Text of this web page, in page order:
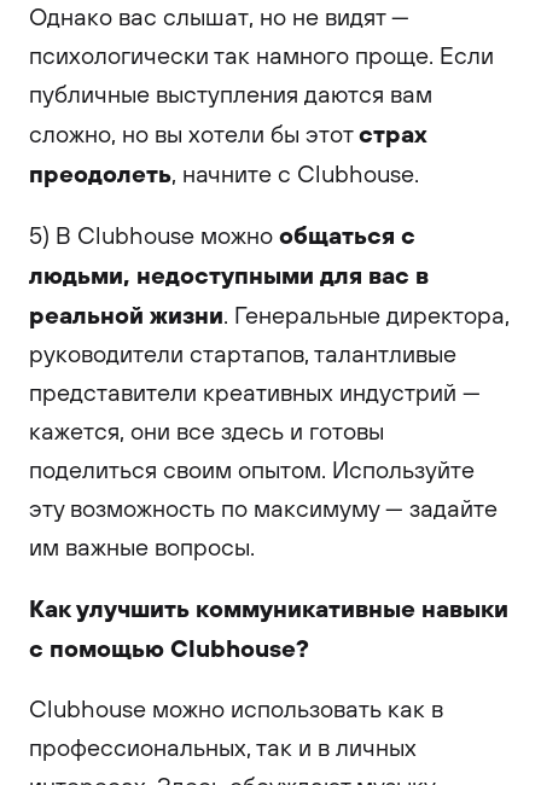
Однако вас слышат, но не видят —
психологически так намного проще. Если
публичные выступления даются вам
сложно, но вы хотели бы этотстрах
преодолеть, начните с Clubhouse.
5) В Clubhouse можно общаться с
людьми, недоступными для вас в
реальной жизни. Генеральные директора,
руководители стартапов, талантливые
представители креативных индустрий —
кажется, они все здесь и готовы
поделиться своим опытом. Используйте
эту возможность по максимуму — задайте
им важные вопросы.
Как улучшить коммуникативные навыки
с помощью Clubhouse?
Clubhouse можно использовать как в
профессиональных, так и в личных